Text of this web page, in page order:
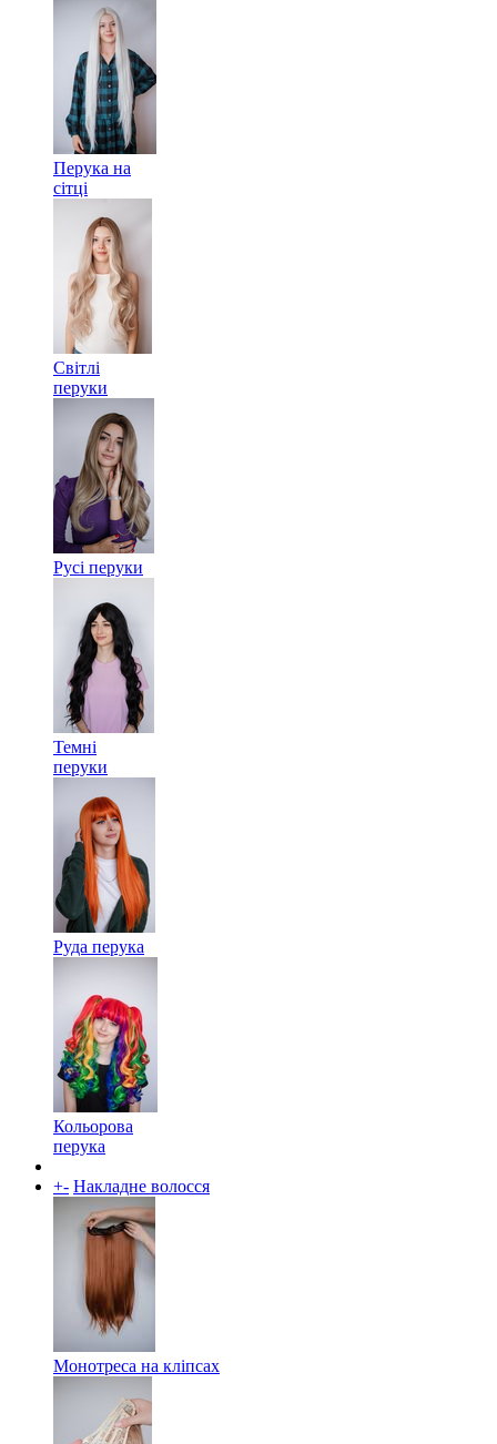
Перука на
сітці
Світлі
перуки
Русі перуки
Темні
перуки
Руда перука
Кольорова
перука
+- Накладне волосся
Монотреса на кліпсах